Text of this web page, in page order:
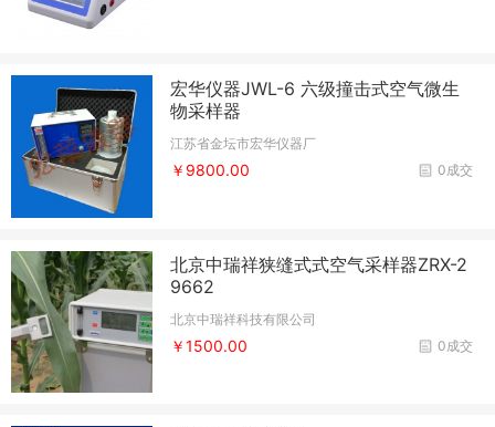
宏华仪器JWL-6 六级撞击式空气微生
物采样器
江苏省金坛市宏华仪器厂
0成交
￥9800.00
北京中瑞祥狭缝式式空气采样器ZRX-2
9662
北京中瑞祥科技有限公司
0成交
￥1500.00